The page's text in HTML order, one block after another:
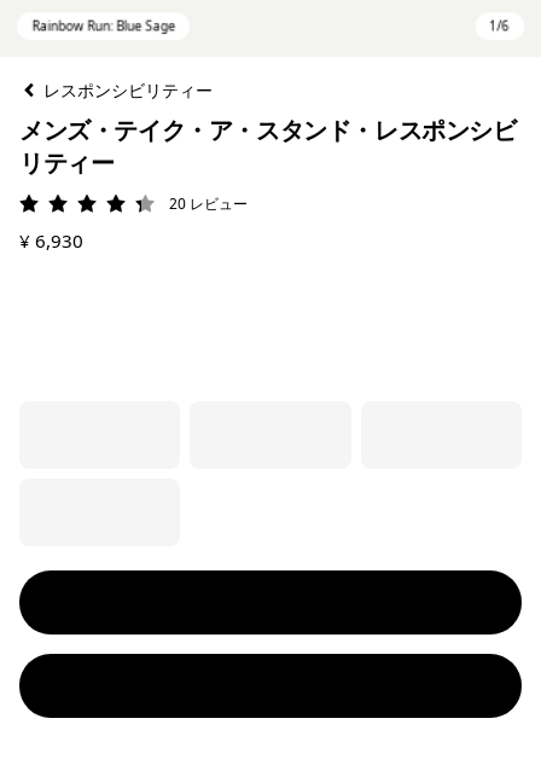
レスポンシビリティー
メンズ・テイク・ア・スタンド・レスポンシビ
リティー
評価: 4.3 / 5
20 レビュー
¥ 6,930